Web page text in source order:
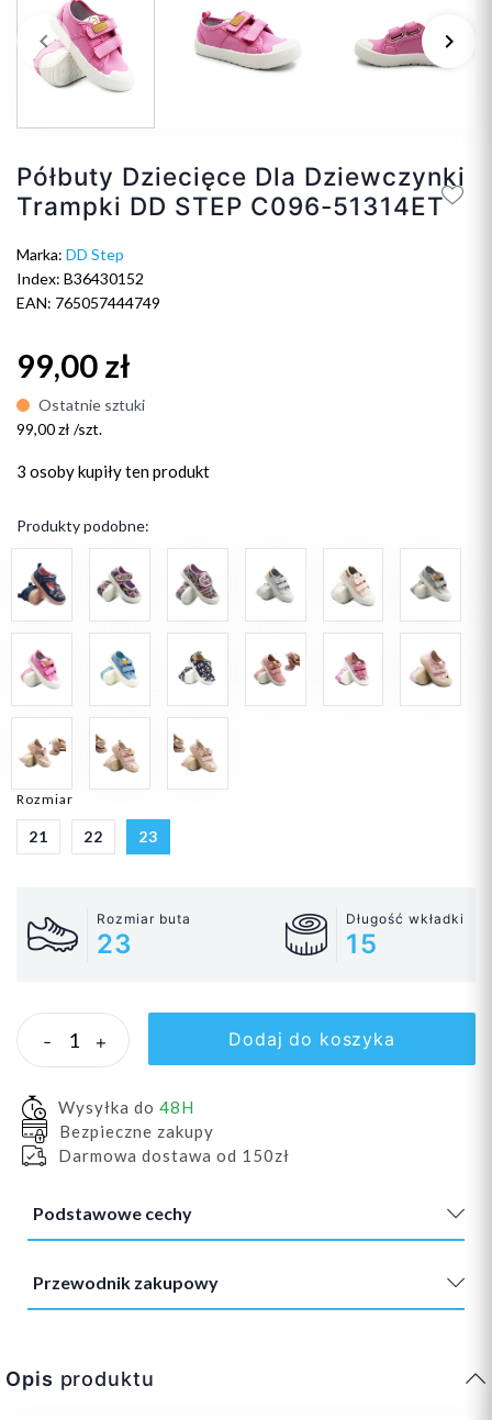
Poprzedni
keyboard_arrow_left keyboard_arrow_right
Półbuty Dziecięce Dla Dziewczynki
Trampki DD STEP C096-51314ET
Marka: DD Step
Index: B36430152
EAN: 765057444749
99,00 zł
Ostatnie sztuki
99,00 zł /szt.
3 osobykupiły ten produkt
Produkty podobne:
Rozmiar
21 22 23
Rozmiar buta
23
Długość wkładki
15
- + Dodaj do koszyka
Wysyłka do 48H
Bezpieczne zakupy
Darmowa dostawa od 150zł
Podstawowe cechy
Przewodnik zakupowy
Opis produktu